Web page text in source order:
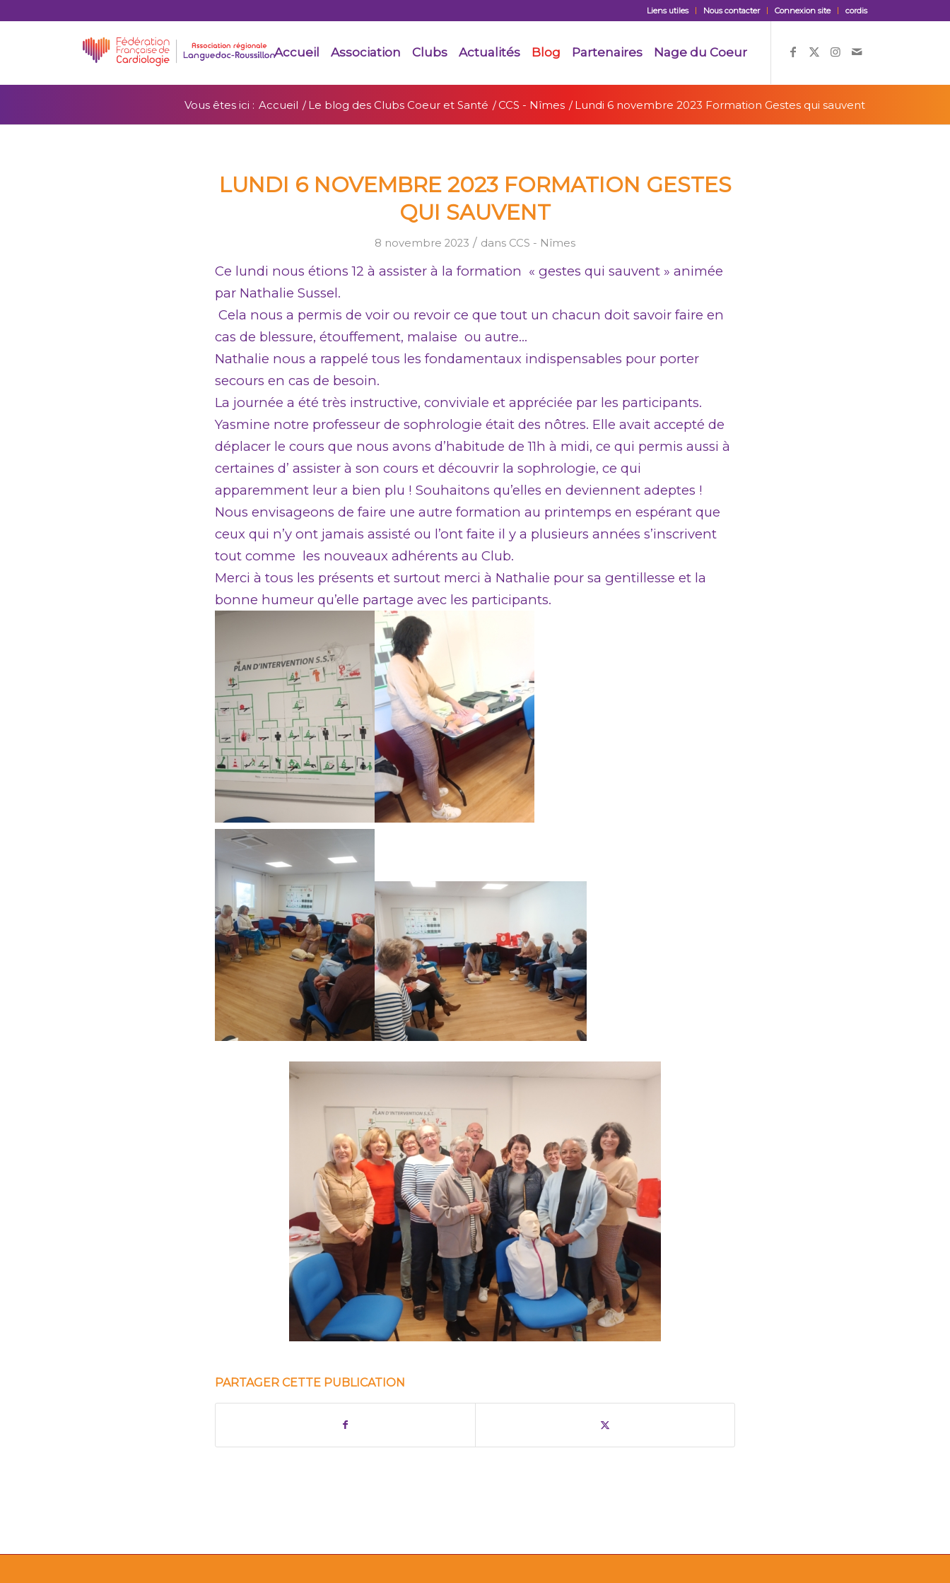
Liens utiles Nous contacter Connexion site cordis
Accueil Association Clubs Actualités Blog Partenaires Nage du Coeur
Vous êtes ici : Accueil / Le blog des Clubs Coeur et Santé / CCS - Nîmes / Lundi 6 novembre 2023 Formation Gestes qui sauvent
LUNDI 6 NOVEMBRE 2023 FORMATION GESTES
QUI SAUVENT
8 novembre 2023 / dans CCS - Nîmes
Ce lundi nous étions 12 à assister à la formation « gestes qui sauvent » animée
par Nathalie Sussel.
Cela nous a permis de voir ou revoir ce que tout un chacun doit savoir faire en
cas de blessure, étouffement, malaise ou autre…
Nathalie nous a rappelé tous les fondamentaux indispensables pour porter
secours en cas de besoin.
La journée a été très instructive, conviviale et appréciée par les participants.
Yasmine notre professeur de sophrologie était des nôtres. Elle avait accepté de
déplacer le cours que nous avons d’habitude de 11h à midi, ce qui permis aussi à
certaines d’ assister à son cours et découvrir la sophrologie, ce qui
apparemment leur a bien plu ! Souhaitons qu’elles en deviennent adeptes !
Nous envisageons de faire une autre formation au printemps en espérant que
ceux qui n’y ont jamais assisté ou l’ont faite il y a plusieurs années s’inscrivent
tout comme les nouveaux adhérents au Club.
Merci à tous les présents et surtout merci à Nathalie pour sa gentillesse et la
bonne humeur qu’elle partage avec les participants.
PARTAGER CETTE PUBLICATION